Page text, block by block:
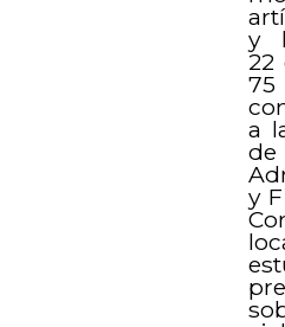
y
22
75
a
de
y